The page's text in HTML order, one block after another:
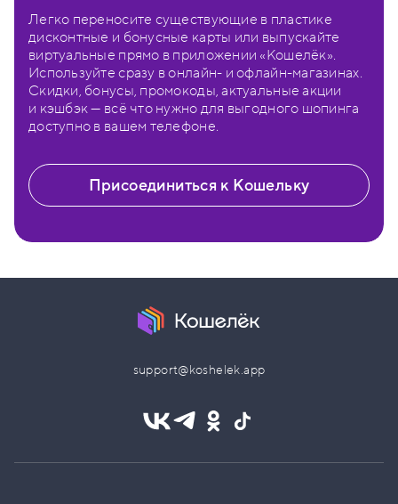
Легко переносите существующие в пластике
дисконтные и бонусные карты или выпускайте
виртуальные прямо в приложении «Кошелёк».
Используйте сразу в онлайн- и офлайн-магазинах.
Скидки, бонусы, промокоды, актуальные акции
и кэшбэк — всё что нужно для выгодного шопинга
доступно в вашем телефоне.
Присоединиться к Кошельку
support@koshelek.app